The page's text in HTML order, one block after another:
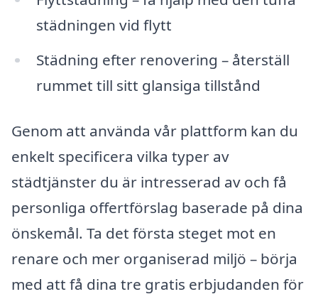
städningen vid flytt
Städning efter renovering – återställ
rummet till sitt glansiga tillstånd
Genom att använda vår plattform kan du
enkelt specificera vilka typer av
städtjänster du är intresserad av och få
personliga offertförslag baserade på dina
önskemål. Ta det första steget mot en
renare och mer organiserad miljö – börja
med att få dina tre gratis erbjudanden för